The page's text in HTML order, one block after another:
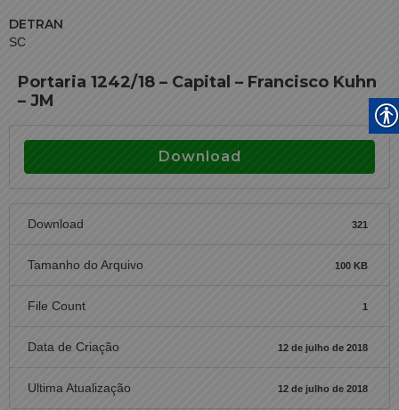
DETRAN
SC
Portaria 1242/18 – Capital – Francisco Kuhn
– JM
Download
Download 321
Tamanho do Arquivo 100 KB
File Count 1
Data de Criação 12 de julho de 2018
Ultima Atualização 12 de julho de 2018